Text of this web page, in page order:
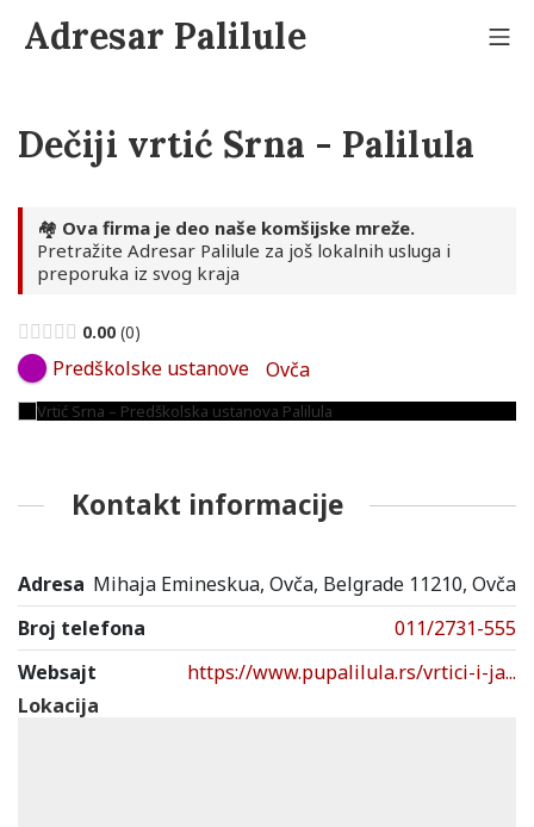
content
Adresar Palilule
Dečiji vrtić Srna - Palilula
🏘️ Ova firma je deo naše komšijske mreže.
Pretražite Adresar Palilule za još lokalnih usluga i
preporuka iz svog kraja
0.00 0
Predškolske ustanove Ovča
Kontakt informacije
Adresa Mihaja Emineskua, Ovča, Belgrade 11210, Ovča
Broj telefona
011/2731-555
Websajt
https://www.pupalilula.rs/vrtici-i-ja...
Lokacija